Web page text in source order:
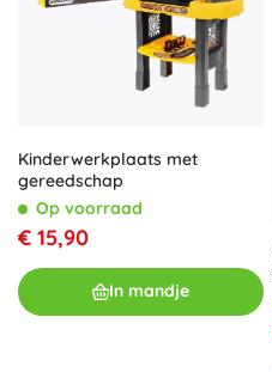
Kinderwerkplaats met
gereedschap
Op voorraad
€ 15,90
In mandje